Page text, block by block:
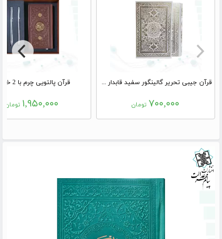
قرآن جیبی تحریر گالینگور سفید قابدار کشویی
۷۰۰,۰۰۰ تومان
قرآن پالتویی چرم با 2 خودکار
۱,۹۵۰,۰۰۰ تومان